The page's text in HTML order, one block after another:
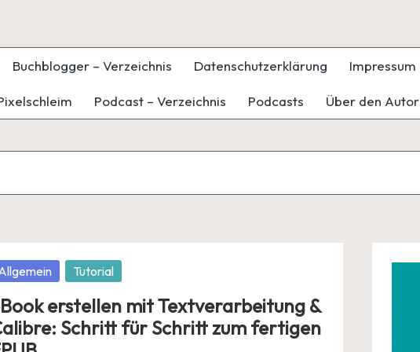
Buchblogger – Verzeichnis Datenschutzerklärung Impressum
Podcast – Verzeichnis Podcasts Über den Autor
Tutorial
erstellen mit Textverarbeitung &
Schritt für Schritt zum fertigen